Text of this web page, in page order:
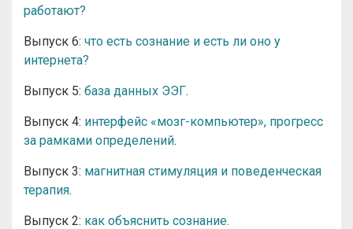
работают?
Выпуск 6: что есть сознание и есть ли оно у
интернета?
Выпуск 5: база данных ЭЭГ.
Выпуск 4: интерфейс «мозг-компьютер», прогресс
за рамками определений.
Выпуск 3: магнитная стимуляция и поведенческая
терапия.
Выпуск 2: как объяснить сознание.